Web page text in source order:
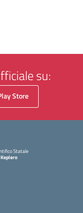
su:
Store
Statale